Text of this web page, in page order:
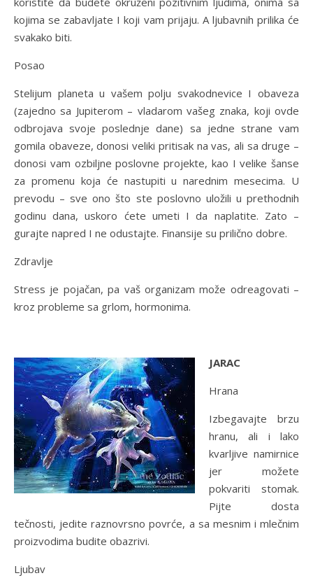
kojima se zabavljate I koji vam prijaju. A ljubavnih prilika će
svakako biti.
Posao
Stelijum planeta u vašem polju svakodnevice I obaveza
(zajedno sa Jupiterom – vladarom vašeg znaka, koji ovde
odbrojava svoje poslednje dane) sa jedne strane vam
gomila obaveze, donosi veliki pritisak na vas, ali sa druge –
donosi vam ozbiljne poslovne projekte, kao I velike šanse
za promenu koja će nastupiti u narednim mesecima. U
prevodu – sve ono što ste poslovno uložili u prethodnih
godinu dana, uskoro ćete umeti I da naplatite. Zato –
gurajte napred I ne odustajte. Finansije su prilično dobre.
Zdravlje
Stress je pojačan, pa vaš organizam može odreagovati –
kroz probleme sa grlom, hormonima.
JARAC
Hrana
Izbegavajte brzu
hranu, ali i lako
kvarljive namirnice
jer možete
pokvariti stomak.
Pijte dosta
tečnosti, jedite raznovrsno povrće, a sa mesnim i mlečnim
proizvodima budite obazrivi.
Ljubav